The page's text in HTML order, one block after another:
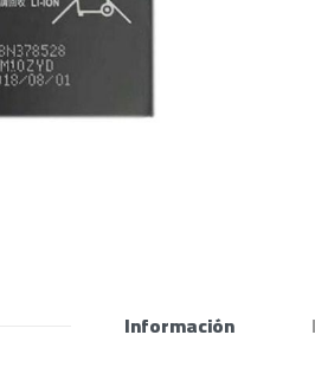
Información